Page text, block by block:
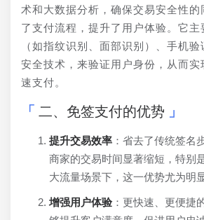
术和大数据分析，确保交易安全性的
了支付流程，提升了用户体验。它主
（如指纹识别、面部识别）、手机
安全技术，来验证用户身份，从而实
速支付。
二、免签支付的优势
提升交易效率 ：省去了传统签名
商家的交易时间显著缩短，特别
大流量场景下，这一优势尤为明显
增强用户体验：更快速、更便捷